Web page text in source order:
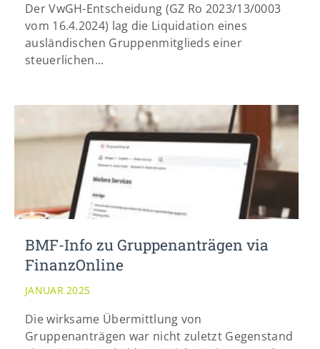
Der VwGH-Entscheidung (GZ Ro 2023/13/0003
vom 16.4.2024) lag die Liquidation eines
ausländischen Gruppenmitglieds einer
steuerlichen...
BMF-Info zu Gruppenanträgen via
FinanzOnline
JANUAR 2025
Die wirksame Übermittlung von
Gruppenanträgen war nicht zuletzt Gegenstand